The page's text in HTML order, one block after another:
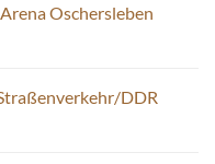
Oschersleben
DDR